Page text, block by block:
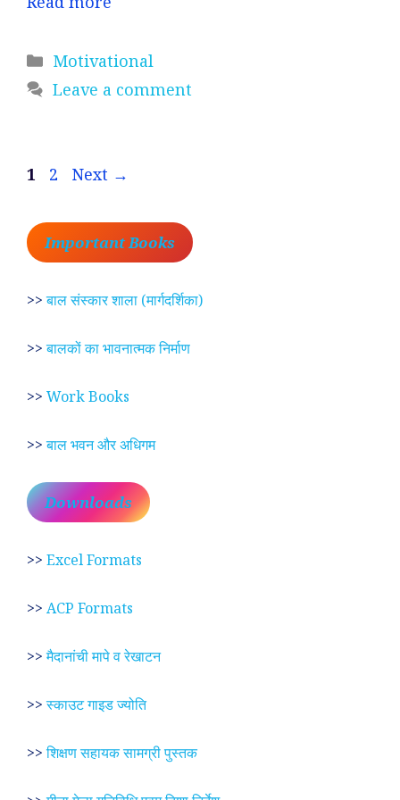
Categories
Motivational
Leave a comment
Page
1 Page
2 Next →
Important Books
>>बाल संस्कार शाला (मार्गदर्शिका)
>>बालकों का भावनात्मक निर्माण
>> Work Books
>>बाल भवन और अधिगम
Downloads
>> Excel Formats
>> ACP Formats
>>मैदानांची मापे व रेखाटन
>>स्काउट गाइड ज्योति
>>शिक्षण सहायक सामग्री पुस्तक